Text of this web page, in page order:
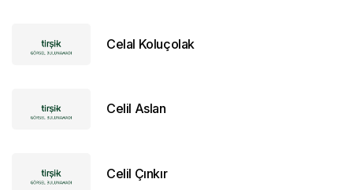
Celal Koluçolak
Celil Aslan
Celil Çınkır